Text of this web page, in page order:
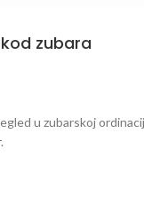
zubara
u zubarskoj